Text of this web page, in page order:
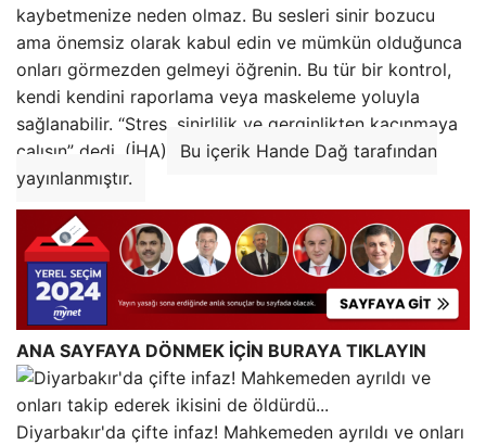
kaybetmenize neden olmaz. Bu sesleri sinir bozucu
ama önemsiz olarak kabul edin ve mümkün olduğunca
onları görmezden gelmeyi öğrenin. Bu tür bir kontrol,
kendi kendini raporlama veya maskeleme yoluyla
sağlanabilir. “Stres, sinirlilik ve gerginlikten kaçınmaya
çalışın” dedi. (İHA)
Bu içerik Hande Dağ tarafından
yayınlanmıştır.
ANA SAYFAYA DÖNMEK İÇİN BURAYA TIKLAYIN
Diyarbakır'da çifte infaz! Mahkemeden ayrıldı ve onları